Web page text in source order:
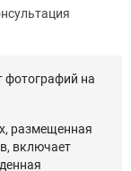
фотографий на
размещенная
включает